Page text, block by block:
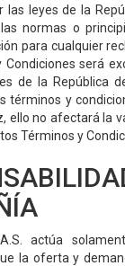
las leyes de la
normas o
para cualquier
será
de la República
términos y
ello no afectará la
Términos y
actúa
la oferta y